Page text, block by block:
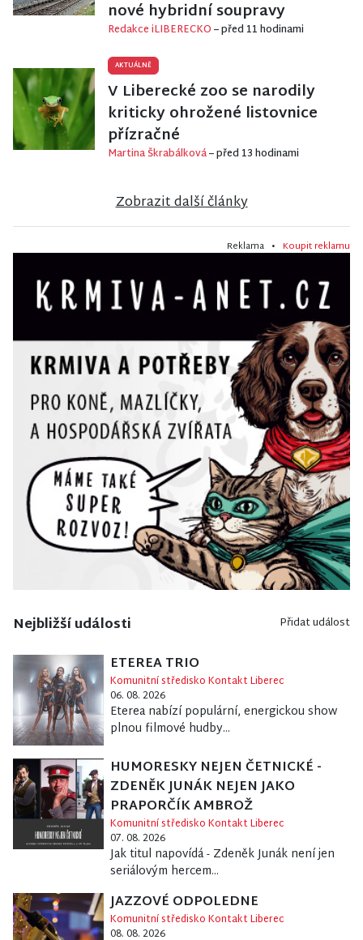
nové hybridní soupravy
Redakce iLIBERECKO– před 11 hodinami
AKTUÁLNĚ
V Liberecké zoo se narodily
kriticky ohrožené listovnice
přízračné
Martina Škrabálková– před 13 hodinami
Zobrazit další články
Reklama • Koupit reklamu
Nejbližší události Přidat událost
ETEREA TRIO
Komunitní středisko Kontakt Liberec
06. 08. 2026
Eterea nabízí populární, energickou show
plnou filmové hudby...
HUMORESKY NEJEN ČETNICKÉ -
ZDENĚK JUNÁK NEJEN JAKO
PRAPORČÍK AMBROŽ
Komunitní středisko Kontakt Liberec
07. 08. 2026
Jak titul napovídá - Zdeněk Junák není jen
seriálovým hercem...
JAZZOVÉ ODPOLEDNE
Komunitní středisko Kontakt Liberec
08. 08. 2026